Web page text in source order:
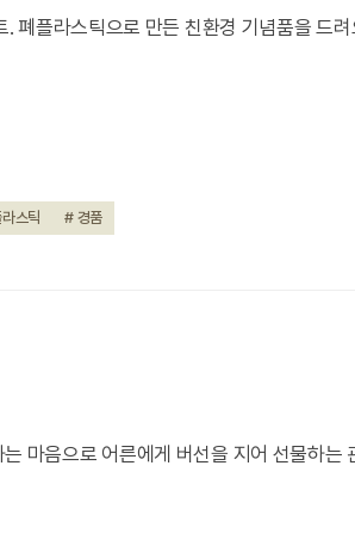
폐플라스틱으로 만든 친환경 기념품을 드려
스틱 # 경품
마음으로 어른에게 버선을 지어 선물하는